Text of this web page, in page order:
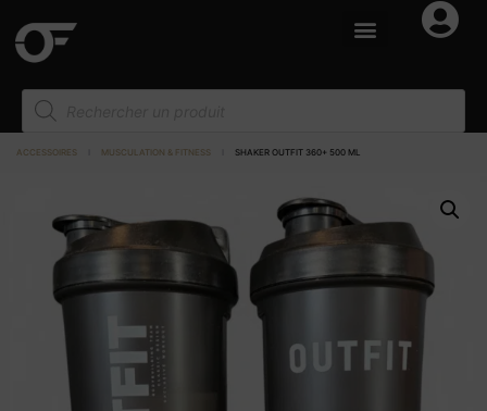
ACCESSOIRES MUSCULATION & FITNESS SHAKER OUTFIT 360+ 500 ML